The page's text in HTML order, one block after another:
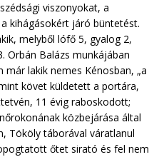
viszonyokat, a
kihágásokért járó büntetést.
melyből lófő 5, gyalog 2,
Orbán Balázs munkájában
lakik nemes Kénosban, „a
követ küldetett a portára,
11 évig raboskodott;
közbejárása által
Tököly táborával váratlanul
őtet sirató és fel nem